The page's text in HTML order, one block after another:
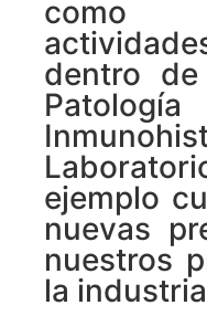
como
dentro
ejemplo
nuevas
nuestros
la